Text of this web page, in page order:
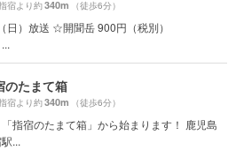
宿より約340m （徒歩6分）
日）放送 ☆開聞岳 900円（税別）
のたまて箱
宿より約340m （徒歩6分）
指宿のたまて箱」から始まります！ 鹿児島
...